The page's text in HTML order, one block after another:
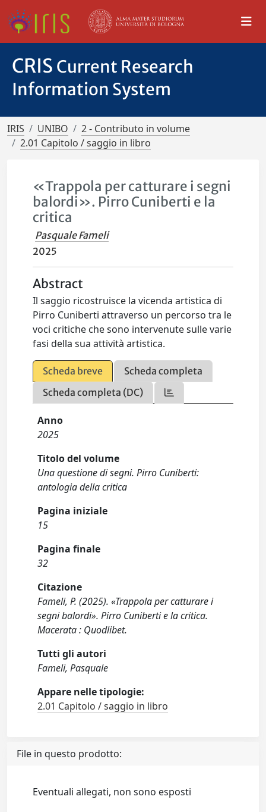
CRIS Current Research
Information System
IRIS UNIBO
2 - Contributo in volume
2.01 Capitolo / saggio in libro
«Trappola per catturare i segni
balordi». Pirro Cuniberti e la
critica
Pasquale Fameli
2025
Abstract
Il saggio ricostruisce la vicenda artistica di
Pirro Cuniberti attraverso un percorso tra le
voci critiche che sono intervenute sulle varie
fasi della sua attività artistica.
Scheda breve
Scheda completa
Scheda completa (DC)
Anno
2025
Titolo del volume
Una questione di segni. Pirro Cuniberti:
antologia della critica
Pagina iniziale
15
Pagina finale
32
Citazione
Fameli, P. (2025). «Trappola per catturare i
segni balordi». Pirro Cuniberti e la critica.
Macerata : Quodlibet.
Tutti gli autori
Fameli, Pasquale
Appare nelle tipologie:
2.01 Capitolo / saggio in libro
File in questo prodotto:
Eventuali allegati, non sono esposti